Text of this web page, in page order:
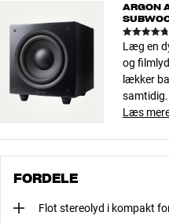
ARGON
Læg en
og
lækker
samtidig.
Læs
FORDELE
Flot stereolyd i kompakt